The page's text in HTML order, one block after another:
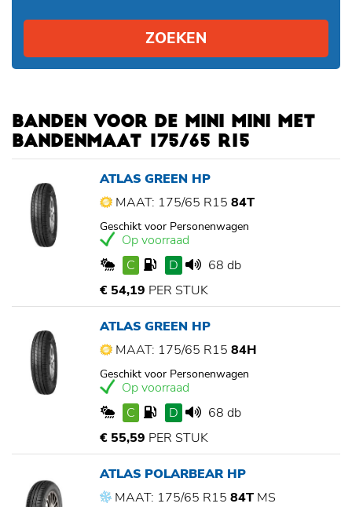
ZOEKEN
BANDEN VOOR DE MINI MINI MET
BANDENMAAT 175/65 R15
ATLAS GREEN HP
MAAT: 175/65 R15 84T
Geschikt voor Personenwagen
Op voorraad
C
D
68 db
€ 54,19 PER STUK
ATLAS GREEN HP
MAAT: 175/65 R15 84H
Geschikt voor Personenwagen
Op voorraad
C
D
68 db
€ 55,59 PER STUK
ATLAS POLARBEAR HP
MAAT: 175/65 R15 84T MS